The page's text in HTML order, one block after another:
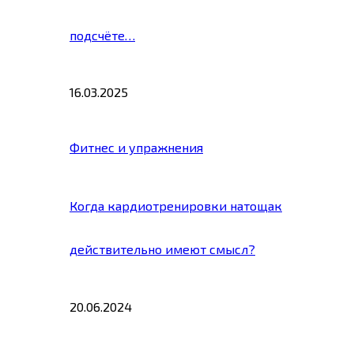
подсчёте…
16.03.2025
Фитнес и упражнения
Когда кардиотренировки натощак
действительно имеют смысл?
20.06.2024